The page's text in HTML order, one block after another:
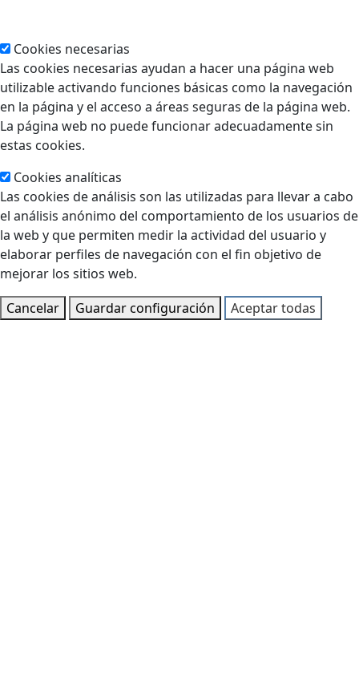
Cookies necesarias
Las cookies necesarias ayudan a hacer una página web
utilizable activando funciones básicas como la navegación
en la página y el acceso a áreas seguras de la página web.
La página web no puede funcionar adecuadamente sin
estas cookies.
Cookies analíticas
Las cookies de análisis son las utilizadas para llevar a cabo
el análisis anónimo del comportamiento de los usuarios de
la web y que permiten medir la actividad del usuario y
elaborar perfiles de navegación con el fin objetivo de
mejorar los sitios web.
Cancelar
Guardar configuración Aceptar todas